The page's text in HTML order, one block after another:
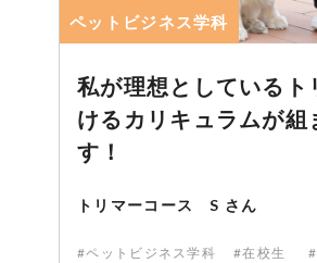
ペットビジネス学科
私が理想としているト
けるカリキュラムが組
す！
トリマーコース S さん
#ペットビジネス学科 #在校生